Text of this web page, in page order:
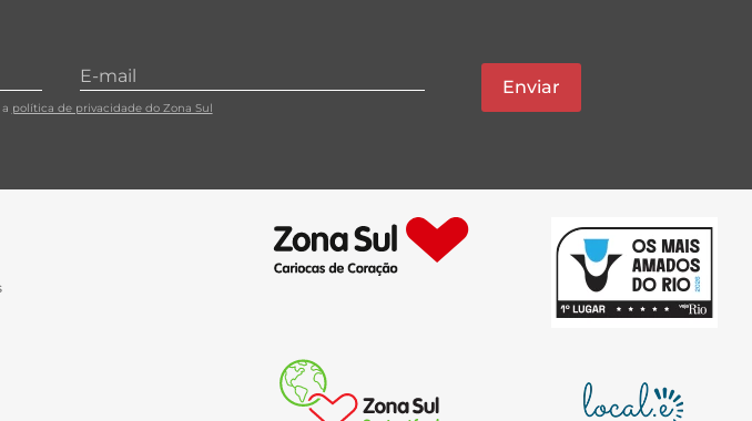
política de privacidade do Zona Sul
Enviar